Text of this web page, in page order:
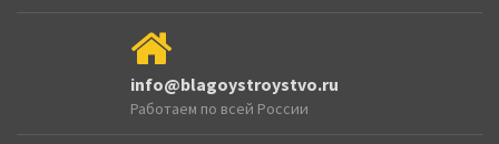
info@blagoystroystvo.ru
Работаем по всей России